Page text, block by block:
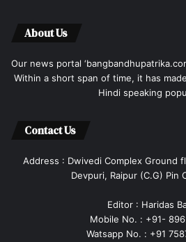
About Us
Our news portal
Within a short span of time, it has
Hindi speaking
Contact Us
Address : Dwivedi Complex Ground
Devpuri, Raipur (C.G) Pin
Editor : Haridas
Mobile No. : +91-
Watsapp No. : +91